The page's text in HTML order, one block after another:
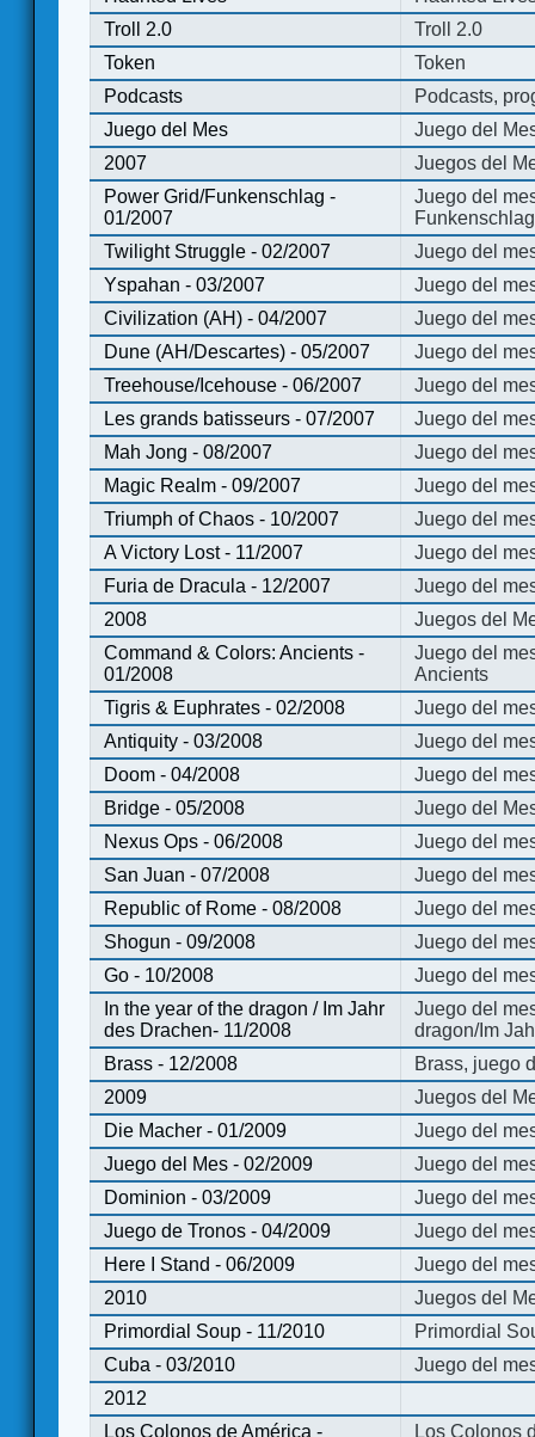
Troll 2.0
Troll 2.0
Token
Token
Podcasts
Podcasts,
Juego del Mes
Juego del
2007
Juegos del
Power Grid/Funkenschlag -
01/2007
Juego del
Twilight Struggle - 02/2007
Juego del
Yspahan - 03/2007
Juego del
Civilization (AH) - 04/2007
Juego del
Dune (AH/Descartes) - 05/2007
Juego del
Treehouse/Icehouse - 06/2007
Juego del
Les grands batisseurs - 07/2007
Juego del
Mah Jong - 08/2007
Juego del
Magic Realm - 09/2007
Juego del
Triumph of Chaos - 10/2007
Juego del
A Victory Lost - 11/2007
Juego del
Furia de Dracula - 12/2007
Juego del
2008
Juegos del
Command & Colors: Ancients -
01/2008
Juego del
Ancients
Tigris & Euphrates - 02/2008
Juego del
Antiquity - 03/2008
Juego del
Doom - 04/2008
Juego del
Bridge - 05/2008
Juego del
Nexus Ops - 06/2008
Juego del
San Juan - 07/2008
Juego del
Republic of Rome - 08/2008
Juego del
Shogun - 09/2008
Juego del
Go - 10/2008
Juego del
In the year of the dragon / Im Jahr
des Drachen- 11/2008
Juego del
dragon/Im
Brass - 12/2008
Brass, juego
2009
Juegos del
Die Macher - 01/2009
Juego del
Juego del Mes - 02/2009
Juego del
Dominion - 03/2009
Juego del
Juego de Tronos - 04/2009
Juego del
Here I Stand - 06/2009
Juego del
2010
Juegos del
Primordial Soup - 11/2010
Primordial
Cuba - 03/2010
Juego del
2012
Los Colonos de América -
Los Colonos